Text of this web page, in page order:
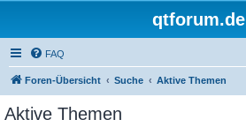
qtforum.de
FAQ
Foren-Übersicht Suche Aktive Themen
Aktive Themen